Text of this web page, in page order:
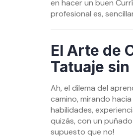
en hacer un buen
profesional es,
El Arte de
Tatuaje
Ah, el dilema del
camino, mirando
habilidades,
quizás, con un
supuesto que no!